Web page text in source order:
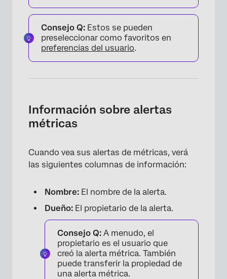
×
×
Consejo Q: Estos se pueden
preseleccionar como favoritos en
preferencias del usuario.
Información sobre alertas
métricas
Cuando vea sus alertas de métricas, verá
las siguientes columnas de información:
Nombre: El nombre de la alerta.
Dueño: El propietario de la alerta.
Consejo Q: A menudo, el
propietario es el usuario que
creó la alerta métrica. También
puede transferir la propiedad de
una alerta métrica.